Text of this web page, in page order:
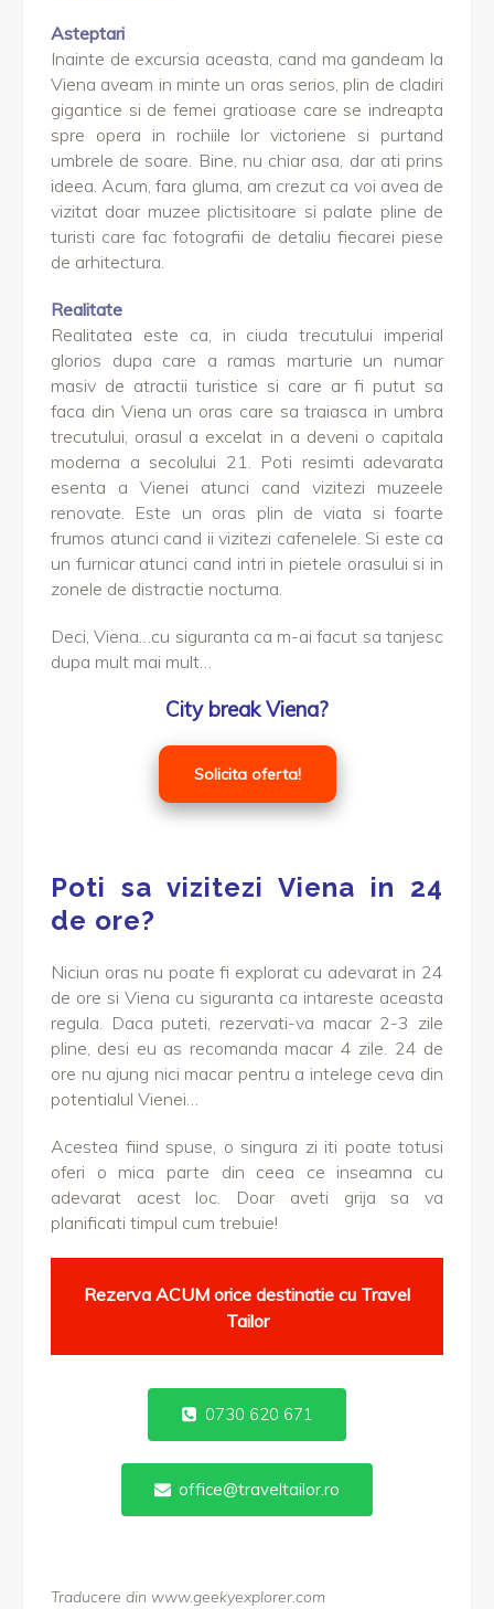
Asteptari
Inainte de excursia aceasta, cand ma gandeam la
Viena aveam in minte un oras serios, plin de cladiri
gigantice si de femei gratioase care se indreapta
spre opera in rochiile lor victoriene si purtand
umbrele de soare. Bine, nu chiar asa, dar ati prins
ideea. Acum, fara gluma, am crezut ca voi avea de
vizitat doar muzee plictisitoare si palate pline de
turisti care fac fotografii de detaliu fiecarei piese
de arhitectura.
Realitate
Realitatea este ca, in ciuda trecutului imperial
glorios dupa care a ramas marturie un numar
masiv de atractii turistice si care ar fi putut sa
faca din Viena un oras care sa traiasca in umbra
trecutului, orasul a excelat in a deveni o capitala
moderna a secolului 21. Poti resimti adevarata
esenta a Vienei atunci cand vizitezi muzeele
renovate. Este un oras plin de viata si foarte
frumos atunci cand ii vizitezi cafenelele. Si este ca
un furnicar atunci cand intri in pietele orasului si in
zonele de distractie nocturna.
Deci, Viena…cu siguranta ca m-ai facut sa tanjesc
dupa mult mai mult…
City break Viena?
Solicita oferta!
Poti sa vizitezi Viena in 24
de ore?
Niciun oras nu poate fi explorat cu adevarat in 24
de ore si Viena cu siguranta ca intareste aceasta
regula. Daca puteti, rezervati-va macar 2-3 zile
pline, desi eu as recomanda macar 4 zile. 24 de
ore nu ajung nici macar pentru a intelege ceva din
potentialul Vienei…
Acestea fiind spuse, o singura zi iti poate totusi
oferi o mica parte din ceea ce inseamna cu
adevarat acest loc. Doar aveti grija sa va
planificati timpul cum trebuie!
Rezerva ACUM orice destinatie cu Travel
Tailor
0730 620 671
office@traveltailor.ro
Traducere din www.geekyexplorer.com